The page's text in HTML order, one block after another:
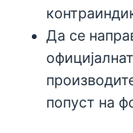
Да се
попуст на